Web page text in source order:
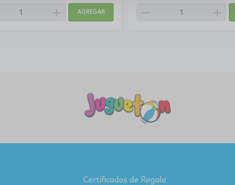
add AGREGAR remove add
Certificados de Regalo